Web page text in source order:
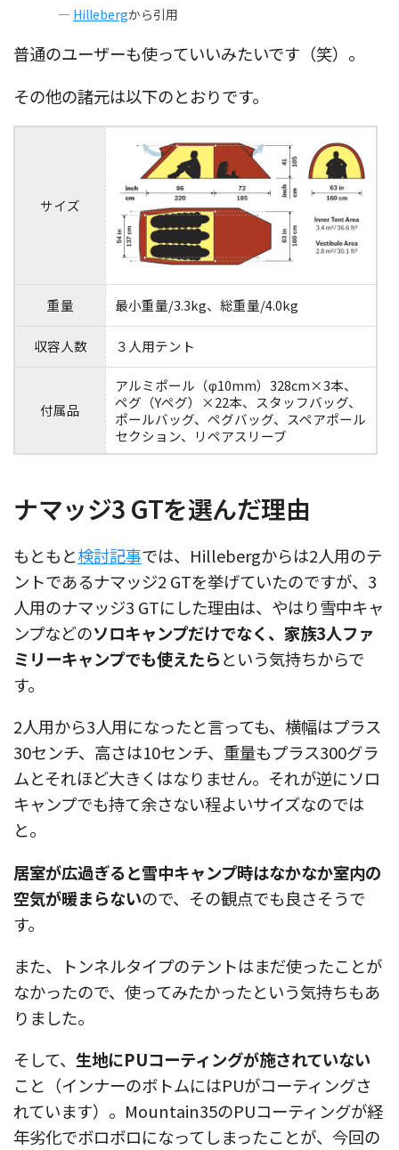
— Hillebergから引用
普通のユーザーも使っていいみたいです（笑）。
その他の諸元は以下のとおりです。
サイズ
重量 最小重量/3.3kg、総重量/4.0kg
収容人数 ３人用テント
付属品
アルミポール（φ10mm）328cm×3本、
ペグ（Yペグ）×22本、スタッフバッグ、
ポールバッグ、ペグバッグ、スペアポール
セクション、リペアスリーブ
ナマッジ3 GTを選んだ理由
もともと検討記事では、Hillebergからは2人用のテ
ントであるナマッジ2 GTを挙げていたのですが、3
人用のナマッジ3 GTにした理由は、やはり雪中キャ
ンプなどのソロキャンプだけでなく、家族3人ファ
ミリーキャンプでも使えたらという気持ちからで
す。
2人用から3人用になったと言っても、横幅はプラス
30センチ、高さは10センチ、重量もプラス300グラ
ムとそれほど大きくはなりません。それが逆にソロ
キャンプでも持て余さない程よいサイズなのでは
と。
居室が広過ぎると雪中キャンプ時はなかなか室内の
空気が暖まらないので、その観点でも良さそうで
す。
また、トンネルタイプのテントはまだ使ったことが
なかったので、使ってみたかったという気持ちもあ
りました。
そして、 生地にPUコーティングが施されていない
こと（インナーのボトムにはPUがコーティングさ
れています）。Mountain35のPUコーティングが経
年劣化でボロボロになってしまったことが、今回の